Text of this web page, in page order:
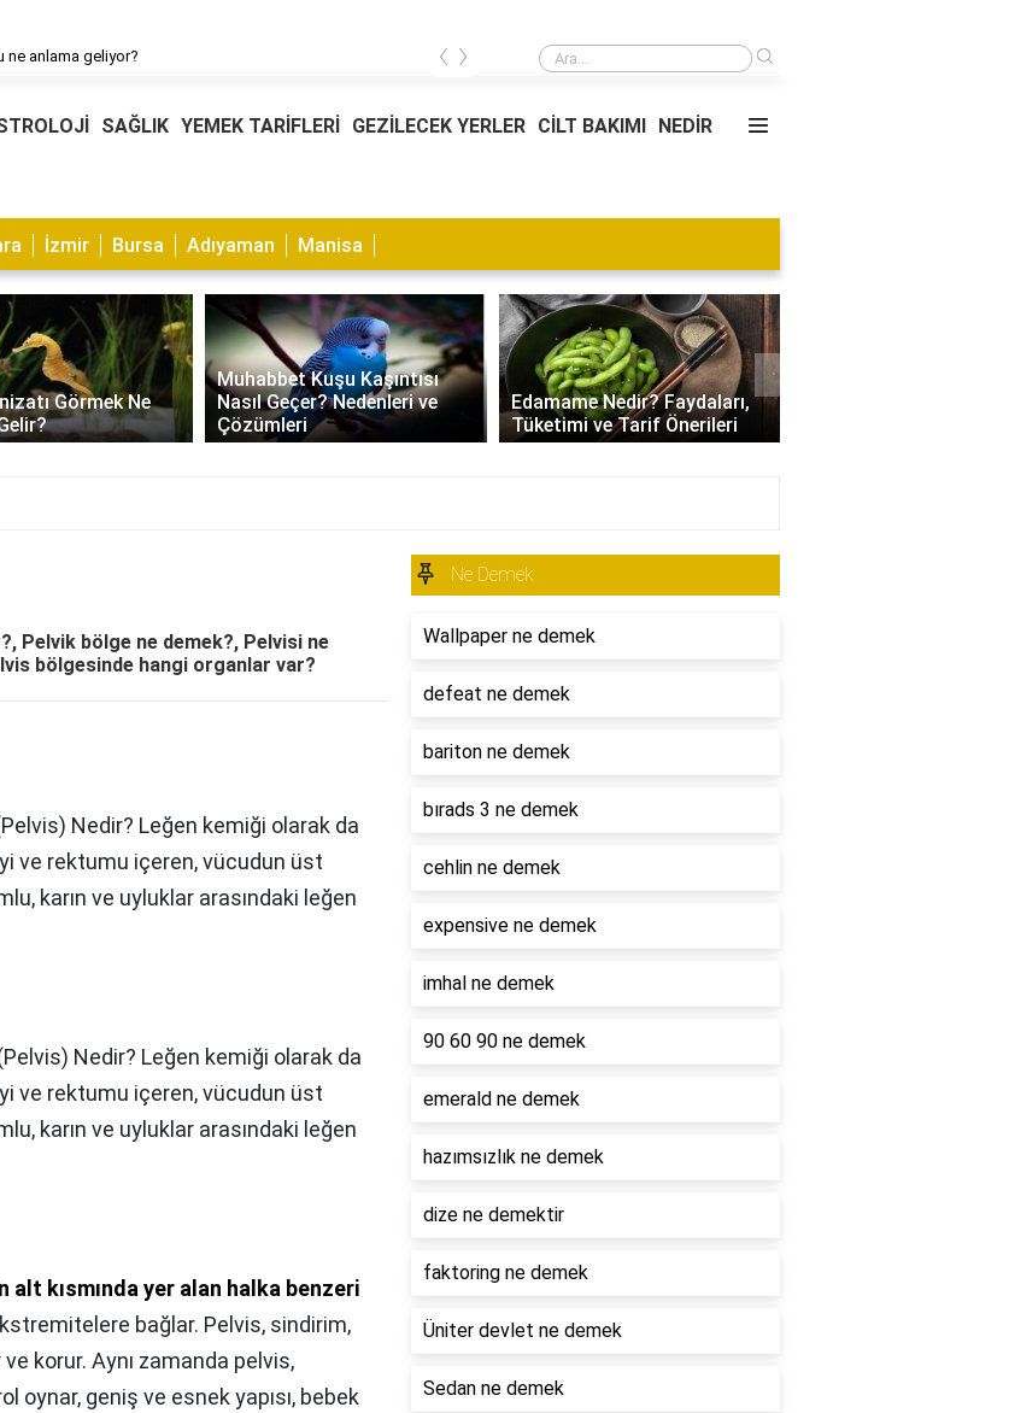
ne anlama geliyor? Gib'in durum kodu ne anlama geliyor?
‹ ›
SAĞLIK YEMEK TARİFLERİ GEZİLECEK YERLER CİLT BAKIMI NEDİR
İzmir Bursa Adıyaman Manisa
Görmek Ne
Muhabbet Kuşu Kaşıntısı
Nasıl Geçer? Nedenleri ve
Çözümleri
Edamame Nedir? Faydaları,
Tüketimi ve Tarif Önerileri
›
Pelvik bölge ne demek?, Pelvisi ne
bölgesinde hangi organlar var?
Nedir? Leğen kemiği olarak da
ve rektumu içeren, vücudun üst
karın ve uyluklar arasındaki leğen
Nedir? Leğen kemiği olarak da
ve rektumu içeren, vücudun üst
karın ve uyluklar arasındaki leğen
alt kısmında yer alan halka benzeri
bağlar. Pelvis, sindirim,
korur. Aynı zamanda pelvis,
oynar, geniş ve esnek yapısı, bebek
Ne Demek
Wallpaper ne demek
defeat ne demek
bariton ne demek
bırads 3 ne demek
cehlin ne demek
expensive ne demek
imhal ne demek
90 60 90 ne demek
emerald ne demek
hazımsızlık ne demek
dize ne demektir
faktoring ne demek
Üniter devlet ne demek
Sedan ne demek